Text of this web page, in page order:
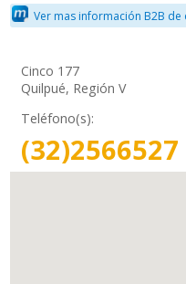
Ver mas información B2B
Cinco 177
Quilpué, Región V
Teléfono(s):
(32)2566527